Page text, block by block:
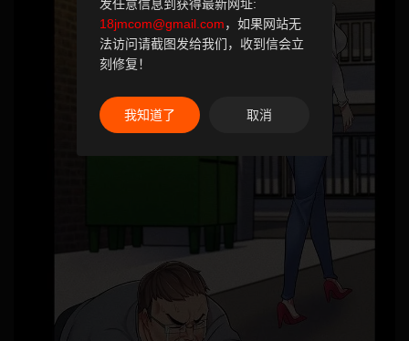
发任意信息到获得最新网址:
18jmcom@gmail.com，如果网站无
法访问请截图发给我们，收到信会立
刻修复！
我知道了 取消